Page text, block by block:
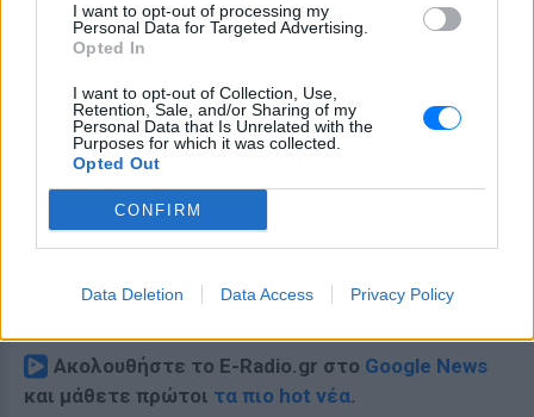
I want to opt-out of processing my
Personal Data for Targeted Advertising.
Opted In
I want to opt-out of Collection, Use,
Retention, Sale, and/or Sharing of my
Personal Data that Is Unrelated with the
Purposes for which it was collected.
Opted Out
CONFIRM
Data Deletion Data Access Privacy Policy
Ακολουθήστε το E-Radio.gr στο Google News
και μάθετε πρώτοι τα πιο hot νέα.